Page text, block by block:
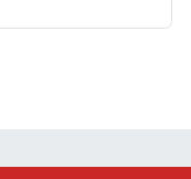
aranıyor